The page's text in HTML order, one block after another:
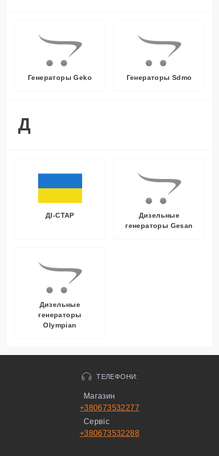
Генераторы Geko Генераторы Sdmo
Д
ДІ-СТАР
Дизельные
генераторы Gesan
Дизельные
генераторы
Olympian
ТЕЛЕФОНИ:
Магазин
+380673532277
Сервіс
+380673532288